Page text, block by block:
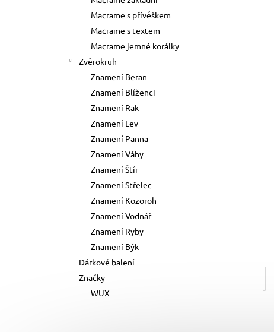
Macrame s přívěškem
Macrame s textem
Macrame jemné korálky
Zvěrokruh
Znamení Beran
Znamení Blíženci
Znamení Rak
Znamení Lev
Znamení Panna
Znamení Váhy
Znamení Štír
Znamení Střelec
Znamení Kozoroh
Znamení Vodnář
Znamení Ryby
Znamení Býk
Dárkové balení
Značky
WUX
Původně: 89 Kč